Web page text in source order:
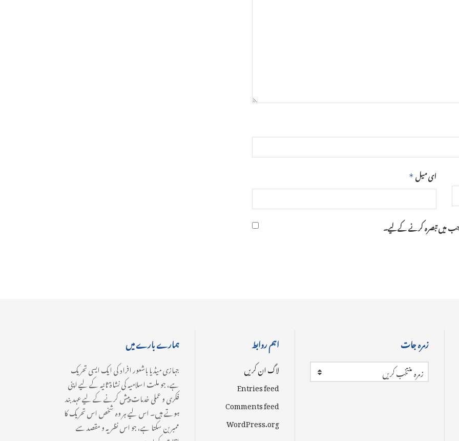
ای میل *
جب میں تبصرہ کرنے کےلیے۔
زمرہ جات
زمرہ منتخب کریں
اہم روابط
لاگ ان کریں
Entries feed
Comments feed
WordPress.org
ہمارے بارے میں
جہازی میڈیا باشعور افراد کی ایک ایسی تحریک
ہے، جو ملت اسلامیہ کی نشاۃ ثانیہ کے لیے اپنی
فکری و عملی خدمات پیش کرنے کے لیے عہدبند
ہوتے ہیں۔ اس لیے ہر وہ شخص اس تحریک کا
ممبر بن سکتا ہے، جو اس نظریہ و مقصد سے